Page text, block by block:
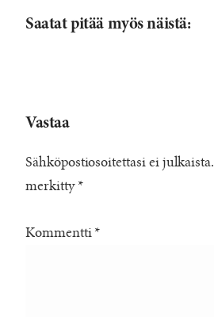
Saatat pitää myös näistä:
Vastaa
Sähköpostiosoitettasi ei julkaista.
merkitty *
Kommentti *